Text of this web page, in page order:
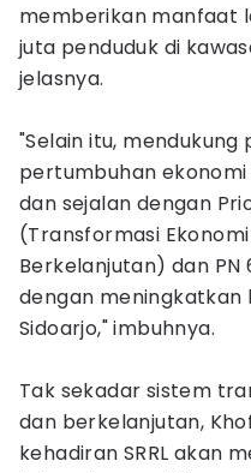
memberikan manfaat
juta penduduk di
jelasnya.
"Selain itu,
pertumbuhan
dan sejalan dengan
(Transformasi
Berkelanjutan) dan
dengan meningkatkan
Sidoarjo," imbuhnya.
Tak sekadar sistem
dan berkelanjutan,
kehadiran SRRL akan